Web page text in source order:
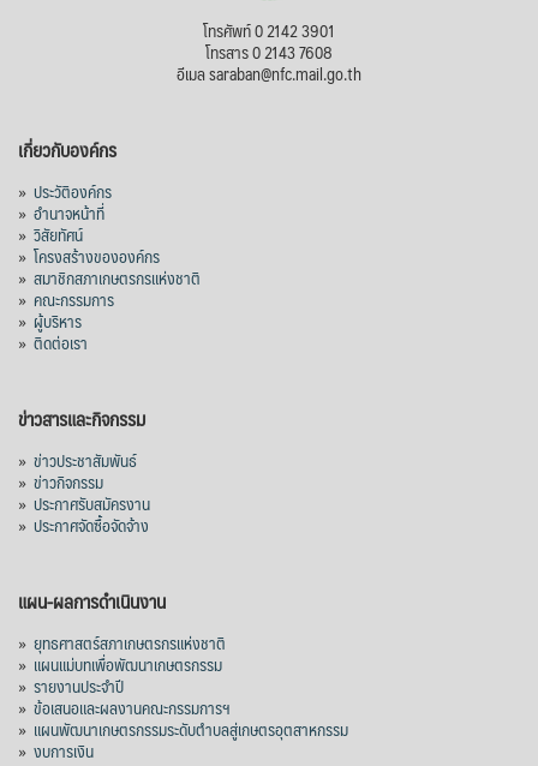
โทรศัพท์ 0 2142 3901
โทรสาร 0 2143 7608
อีเมล saraban@nfc.mail.go.th
เกี่ยวกับองค์กร
» ประวัติองค์กร
» อำนาจหน้าที่
» วิสัยทัศน์
» โครงสร้างขององค์กร
» สมาชิกสภาเกษตรกรแห่งชาติ
» คณะกรรมการ
» ผู้บริหาร
» ติดต่อเรา
ข่าวสารและกิจกรรม
» ข่าวประชาสัมพันธ์
» ข่าวกิจกรรม
» ประกาศรับสมัครงาน
» ประกาศจัดซื้อจัดจ้าง
แผน-ผลการดำเนินงาน
» ยุทธศาสตร์สภาเกษตรกรแห่งชาติ
» แผนแม่บทเพื่อพัฒนาเกษตรกรรม
» รายงานประจำปี
» ข้อเสนอและผลงานคณะกรรมการฯ
» แผนพัฒนาเกษตรกรรมระดับตำบลสู่เกษตรอุตสาหกรรม
» งบการเงิน